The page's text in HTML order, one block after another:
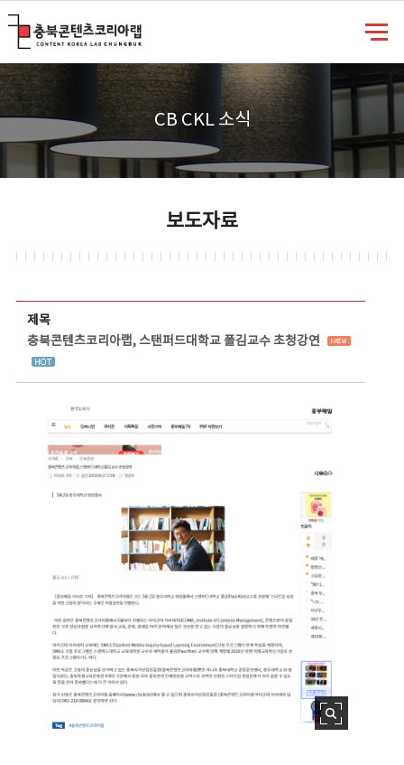
CB CKL 소식
보도자료
제목
충북콘텐츠코리아랩, 스탠퍼드대학교 폴김교수 초청강연